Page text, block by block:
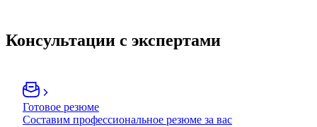
Консультации с экспертами
Готовое резюме
Составим профессиональное резюме за вас